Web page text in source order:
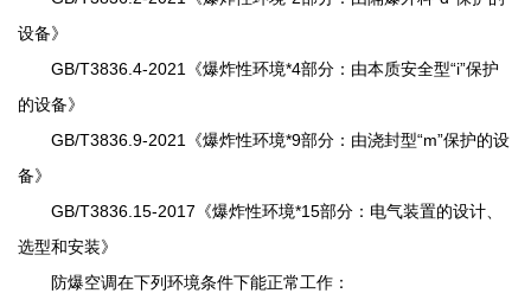
设备》
GB/T3836.4-2021《爆炸性环境*4部分：由本质安全型“i”保护
的设备》
GB/T3836.9-2021《爆炸性环境*9部分：由浇封型“m”保护的设
备》
GB/T3836.15-2017《爆炸性环境*15部分：电气装置的设计、
选型和安装》
防爆空调在下列环境条件下能正常工作：